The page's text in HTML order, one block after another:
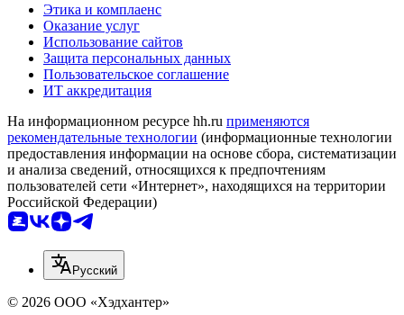
Этика и комплаенс
Оказание услуг
Использование сайтов
Защита персональных данных
Пользовательское соглашение
ИТ аккредитация
На информационном ресурсе hh.ru применяются
рекомендательные технологии (информационные технологии
предоставления информации на основе сбора, систематизации
и анализа сведений, относящихся к предпочтениям
пользователей сети «Интернет», находящихся на территории
Российской Федерации)
Русский
© 2026 ООО «Хэдхантер»